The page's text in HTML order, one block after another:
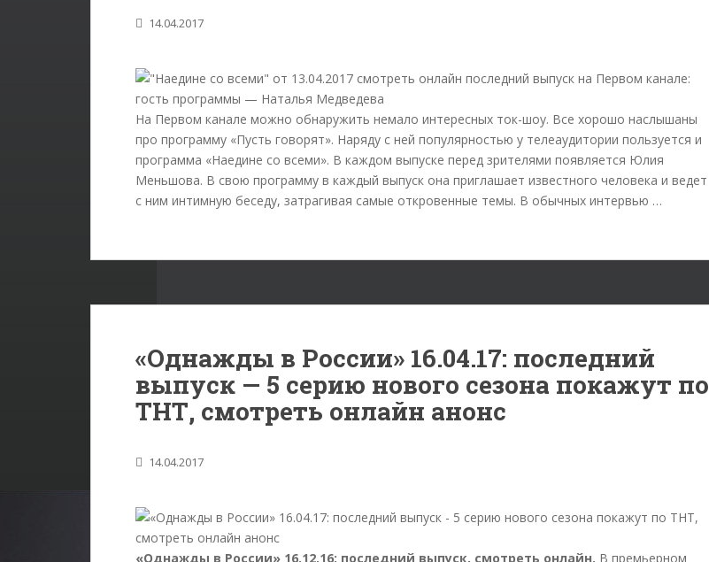
14.04.2017
На Первом канале можно обнаружить немало интересных ток-шоу. Все хорошо наслышаны
про программу «Пусть говорят». Наряду с ней популярностью у телеаудитории пользуется и
программа «Наедине со всеми». В каждом выпуске перед зрителями появляется Юлия
Меньшова. В свою программу в каждый выпуск она приглашает известного человека и ведет
с ним интимную беседу, затрагивая самые откровенные темы. В обычных интервью …
«Однажды в России» 16.04.17: последний
выпуск — 5 серию нового сезона покажут по
ТНТ, смотреть онлайн анонс
14.04.2017
«Однажды в России» 16.12.16: последний выпуск, смотреть онлайн. В премьерном